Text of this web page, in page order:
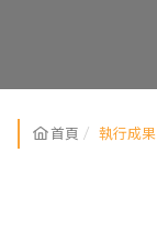
首頁 執行成果